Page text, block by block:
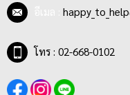
โทร : 02-668-0102